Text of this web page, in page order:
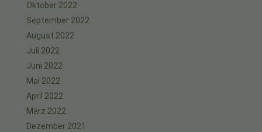
Oktober 2022
September 2022
August 2022
Juli 2022
Juni 2022
Mai 2022
April 2022
März 2022
Dezember 2021